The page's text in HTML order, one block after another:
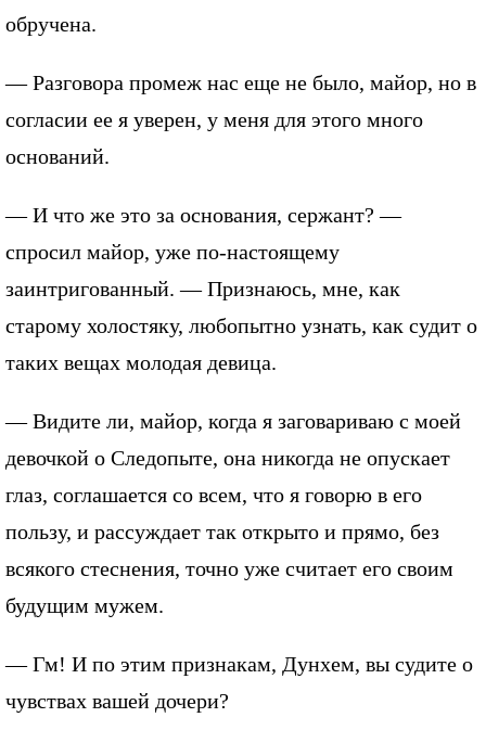
обручена.
— Разговора промеж нас еще не было, майор, но в
согласии ее я уверен, у меня для этого много
оснований.
— И что же это за основания, сержант? —
спросил майор, уже по-настоящему
заинтригованный. — Признаюсь, мне, как
старому холостяку, любопытно узнать, как судит о
таких вещах молодая девица.
— Видите ли, майор, когда я заговариваю с моей
девочкой о Следопыте, она никогда не опускает
глаз, соглашается со всем, что я говорю в его
пользу, и рассуждает так открыто и прямо, без
всякого стеснения, точно уже считает его своим
будущим мужем.
— Гм! И по этим признакам, Дунхем, вы судите о
чувствах вашей дочери?